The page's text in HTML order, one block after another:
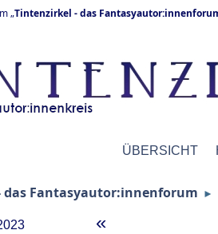
„Tintenzirkel - das
ÜBERSICHT
das Fantasyautor:innenforum ►
«